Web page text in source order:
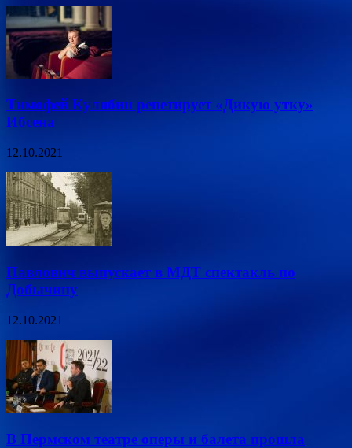
Тимофей Кулябин репетирует «Дикую утку»
Ибсена
12.10.2021
Павлович выпускает в МДТ спектакль по
Добычину
12.10.2021
В Пермском театре оперы и балета прошла